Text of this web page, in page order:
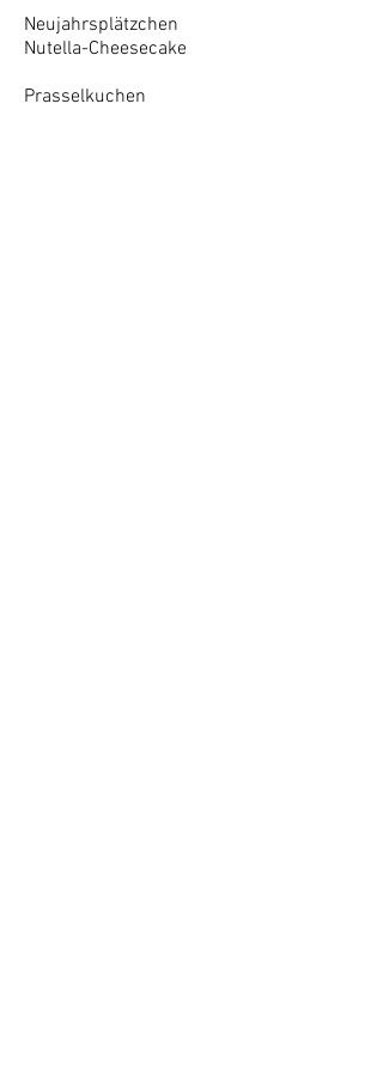
Neujahrsplätzchen
Nutella-Cheesecake
Prasselkuchen